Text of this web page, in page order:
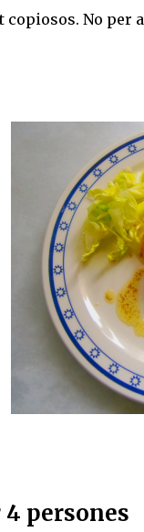
No per
persones